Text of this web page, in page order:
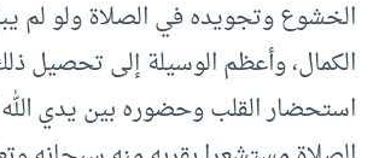
الخشوع وتجويده في الصلاة ولو لم
الكمال، وأعظم الوسيلة إلى تحصيل
استحضار القلب وحضوره بين يدي الله